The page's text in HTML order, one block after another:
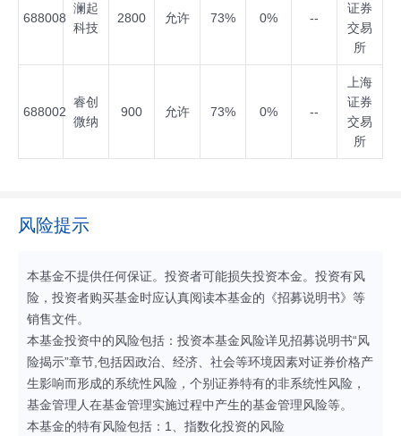
688008
澜起
科技
2800 允许 73% 0% --
证券
交易
所
688002
睿创
微纳
900 允许 73% 0% --
上海
证券
交易
所
风险提示
本基金不提供任何保证。投资者可能损失投资本金。投资有风
险，投资者购买基金时应认真阅读本基金的《招募说明书》等
销售文件。
本基金投资中的风险包括：投资本基金风险详见招募说明书“风
险揭示”章节,包括因政治、经济、社会等环境因素对证券价格产
生影响而形成的系统性风险，个别证券特有的非系统性风险，
基金管理人在基金管理实施过程中产生的基金管理风险等。
本基金的特有风险包括：1、指数化投资的风险